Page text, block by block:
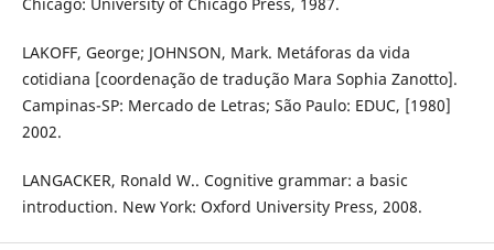
LAKOFF, George; JOHNSON, Mark. Metáforas da vida
cotidiana [coordenação de tradução Mara Sophia Zanotto].
Campinas-SP: Mercado de Letras; São Paulo: EDUC, [1980]
2002.
LANGACKER, Ronald W.. Cognitive grammar: a basic
introduction. New York: Oxford University Press, 2008.